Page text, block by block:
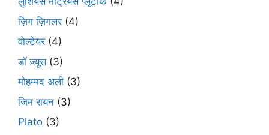
ज़िग ज़िगलर(4)
वोल्टेयर(4)
डॉ ज़्यूस(3)
मोहम्मद अली (3)
जिम रायन (3)
Plato (3)